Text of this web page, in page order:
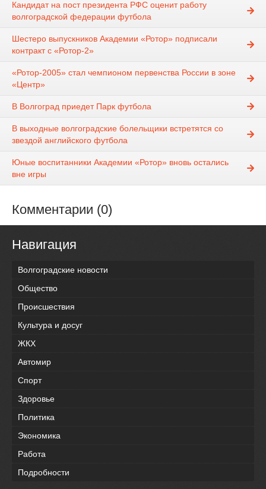
Кандидат на пост президента РФС оценит работу
волгоградской федерации футбола
Шестеро выпускников Академии «Ротор» подписали
контракт с «Ротор-2»
«Ротор-2005» стал чемпионом первенства России в зоне
«Центр»
В Волгоград приедет Парк футбола
В выходные волгоградские болельщики встретятся со
звездой английского футбола
Юные воспитанники Академии «Ротор» вновь остались
вне игры
Комментарии (0)
Навигация
Волгоградские новости
Общество
Происшествия
Культура и досуг
ЖКХ
Автомир
Спорт
Здоровье
Политика
Экономика
Работа
Подробности